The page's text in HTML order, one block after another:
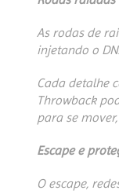
As rodas de
injetando o
Cada detalhe
Throwback
para se
Escape e
O escape,